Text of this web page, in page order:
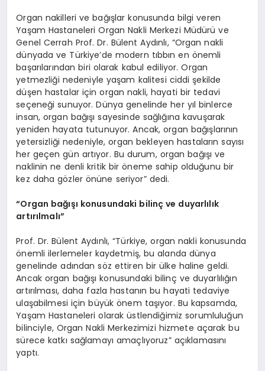
Organ nakilleri ve bağışlar konusunda bilgi veren
Yaşam Hastaneleri Organ Nakli Merkezi Müdürü ve
Genel Cerrah Prof. Dr. Bülent Aydınlı, “Organ nakli
dünyada ve Türkiye’de modern tıbbın en önemli
başarılarından biri olarak kabul ediliyor. Organ
yetmezliği nedeniyle yaşam kalitesi ciddi şekilde
düşen hastalar için organ nakli, hayati bir tedavi
seçeneği sunuyor. Dünya genelinde her yıl binlerce
insan, organ bağışı sayesinde sağlığına kavuşarak
yeniden hayata tutunuyor. Ancak, organ bağışlarının
yetersizliği nedeniyle, organ bekleyen hastaların sayısı
her geçen gün artıyor. Bu durum, organ bağışı ve
naklinin ne denli kritik bir öneme sahip olduğunu bir
kez daha gözler önüne seriyor” dedi.
“Organ bağışı konusundaki bilinç ve duyarlılık
artırılmalı”
Prof. Dr. Bülent Aydınlı, “Türkiye, organ nakli konusunda
önemli ilerlemeler kaydetmiş, bu alanda dünya
genelinde adından söz ettiren bir ülke haline geldi.
Ancak organ bağışı konusundaki bilinç ve duyarlılığın
artırılması, daha fazla hastanın bu hayati tedaviye
ulaşabilmesi için büyük önem taşıyor. Bu kapsamda,
Yaşam Hastaneleri olarak üstlendiğimiz sorumluluğun
bilinciyle, Organ Nakli Merkezimizi hizmete açarak bu
sürece katkı sağlamayı amaçlıyoruz” açıklamasını
yaptı.